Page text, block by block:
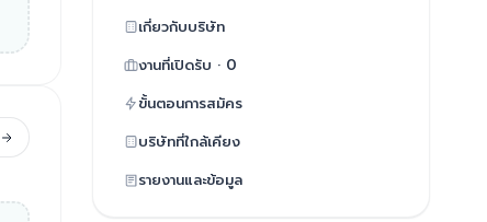
เกี่ยวกับบริษัท
งานที่เปิดรับ · 0
ขั้นตอนการสมัคร
บริษัทที่ใกล้เคียง
รายงานและข้อมูล